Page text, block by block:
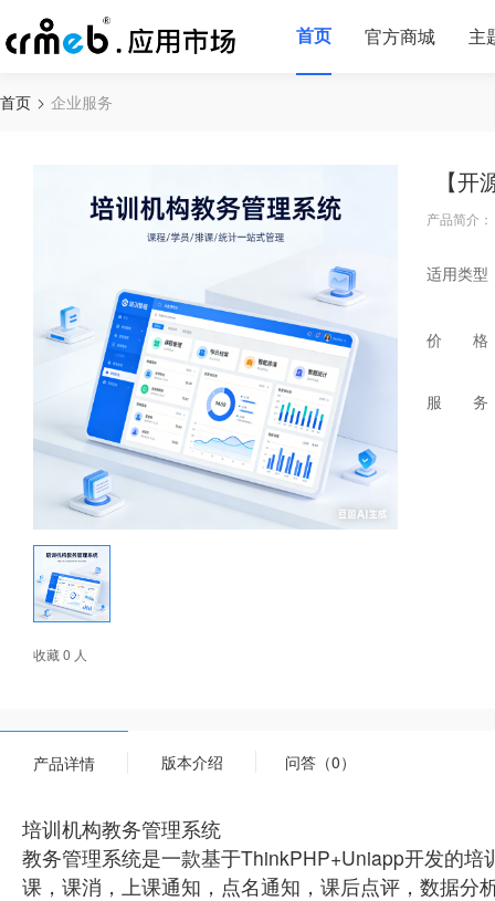
首页 官方商城 主
首页 企业服务
收藏 0 人
【
产品简介
适用类型
价 格
服 务
产品详情 版本介绍 问答（0）
培训机构教务管理系统
教务管理系统是一款基于ThinkPHP+Uniapp开发的
课，课消，上课通知，点名通知，课后点评，数据